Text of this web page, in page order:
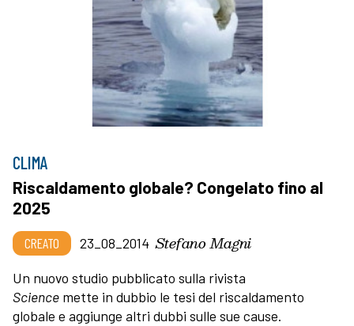
CLIMA
Riscaldamento globale? Congelato fino al
2025
CREATO 23_08_2014 Stefano Magni
Un nuovo studio pubblicato sulla rivista
Science mette in dubbio le tesi del riscaldamento
globale e aggiunge altri dubbi sulle sue cause.